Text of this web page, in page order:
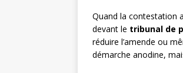
Quand la contestation
devant le tribunal de
réduire l’amende ou
démarche anodine,